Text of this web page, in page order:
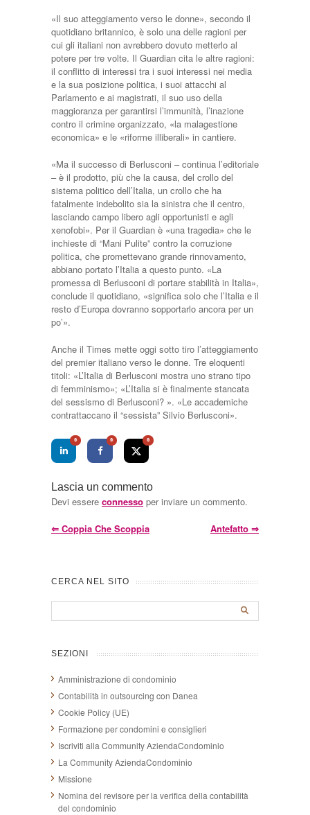
«Il suo atteggiamento verso le donne», secondo il
quotidiano britannico, è solo una delle ragioni per
cui gli italiani non avrebbero dovuto metterlo al
potere per tre volte. Il Guardian cita le altre ragioni:
il conflitto di interessi tra i suoi interessi nei media
e la sua posizione politica, i suoi attacchi al
Parlamento e ai magistrati, il suo uso della
maggioranza per garantirsi l’immunità, l’inazione
contro il crimine organizzato, «la malagestione
economica» e le «riforme illiberali» in cantiere.
«Ma il successo di Berlusconi – continua l’editoriale
– è il prodotto, più che la causa, del crollo del
sistema politico dell’Italia, un crollo che ha
fatalmente indebolito sia la sinistra che il centro,
lasciando campo libero agli opportunisti e agli
xenofobi». Per il Guardian è «una tragedia» che le
inchieste di “Mani Pulite” contro la corruzione
politica, che promettevano grande rinnovamento,
abbiano portato l’Italia a questo punto. «La
promessa di Berlusconi di portare stabilità in Italia»,
conclude il quotidiano, «significa solo che l’Italia e il
resto d’Europa dovranno sopportarlo ancora per un
po’».
Anche il Times mette oggi sotto tiro l’atteggiamento
del premier italiano verso le donne. Tre eloquenti
titoli: «L’Italia di Berlusconi mostra uno strano tipo
di femminismo»; «L’Italia si è finalmente stancata
del sessismo di Berlusconi? ». «Le accademiche
contrattaccano il “sessista” Silvio Berlusconi».
0 0 0
Lascia un commento
Devi essere connesso per inviare un commento.
⇐ Coppia Che Scoppia Antefatto ⇒
CERCA NEL SITO
SEZIONI
Amministrazione di condominio
Contabilità in outsourcing con Danea
Cookie Policy (UE)
Formazione per condomini e consiglieri
Iscriviti alla Community AziendaCondominio
La Community AziendaCondominio
Missione
Nomina del revisore per la verifica della contabilità
del condominio